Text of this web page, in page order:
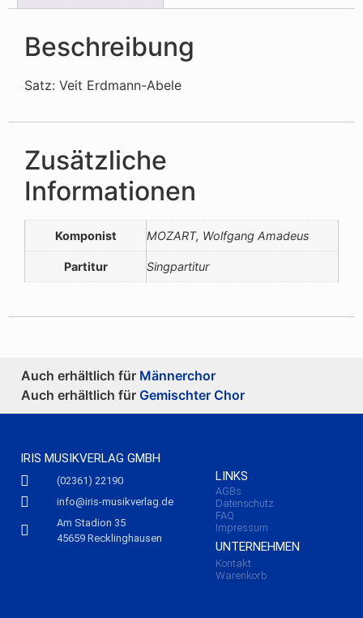
Beschreibung
Satz: Veit Erdmann-Abele
Zusätzliche
Informationen
Komponist MOZART, Wolfgang Amadeus
Partitur Singpartitur
Auch erhältlich für Männerchor
Auch erhältlich für Gemischter Chor
IRIS MUSIKVERLAG GMBH
(02361) 22190
info@iris-musikverlag.de
Am Stadion 35
45659 Recklinghausen
LINKS
AGBs
Datenschutz
FAQ
Impressum
UNTERNEHMEN
Kontakt
Warenkorb